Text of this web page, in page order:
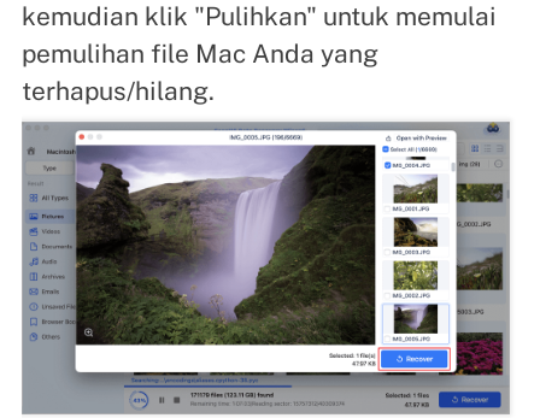
kemudian klik "Pulihkan" untuk memulai
pemulihan file Mac Anda yang
terhapus/hilang.